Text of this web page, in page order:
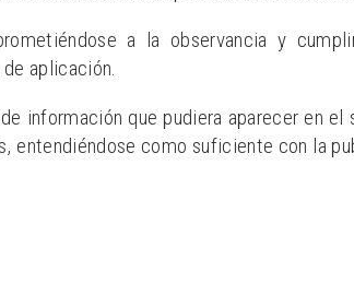
a la observancia y
aplicación.
información que pudiera aparecer en
entendiéndose como suficiente con la